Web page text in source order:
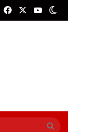
FacebookYouTube
এখানে